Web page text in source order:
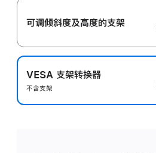
可调倾斜度及高‍度的支‍架
VESA 支架转换器
不含支架